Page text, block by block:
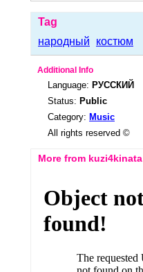
Tag
народный
костюм
Additional Info
Language: РУССКИЙ
Status: Public
Category: Music
All rights reserved ©
More from kuzi4kinata